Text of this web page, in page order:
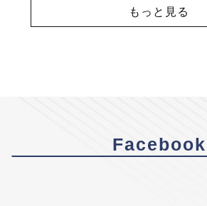
もっと見る
Facebook